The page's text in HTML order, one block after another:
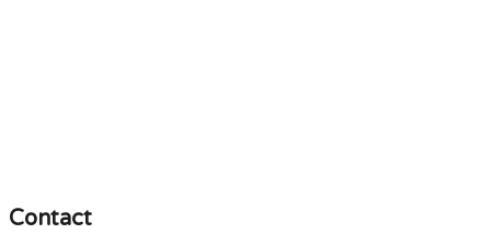
Contact